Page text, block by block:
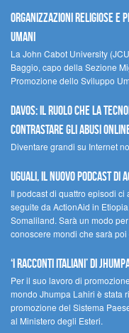
Organizzazioni religiose e
umani
La John Cabot University
Baggio, capo della Sezione
Promozione dello Sviluppo
Davos: il ruolo che la
contrastare gli abusi
Diventare grandi su Internet
UGUALI, il nuovo podcast di
Il podcast di quattro episodi
seguite da ActionAid in
Somaliland. Sarà un modo
conoscere mondi che sarà
‘I racconti italiani’ di
Per il suo lavoro di
mondo Jhumpa Lahiri è stata
promozione del Sistema
al Ministero degli Esteri.